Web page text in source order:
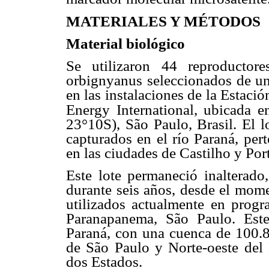
MATERIALES Y MÉTODOS
Material biológico
Se utilizaron 44
orbignyanus seleccionados de
en las instalaciones de la
Energy International, ubicada
23°10S), São Paulo, Brasil.
capturados en el río Paraná,
en las ciudades de Castilho y
Este lote permaneció
durante seis años, desde el
utilizados actualmente en
Paranapanema, São Paulo.
Paraná, con una cuenca de
de São Paulo y Norte-oeste
dos Estados.